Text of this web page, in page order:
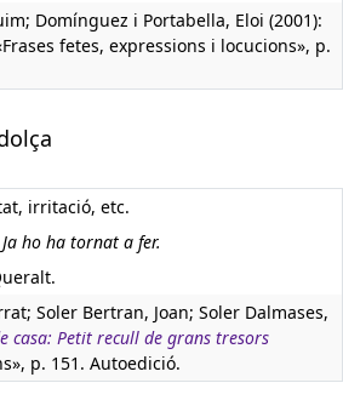
Domínguez i Portabella, Eloi (2001):
fetes, expressions i locucions», p.
irritació, etc.
ho ha tornat a fer.
Soler Bertran, Joan; Soler Dalmases,
casa: Petit recull de grans tresors
p. 151. Autoedició.